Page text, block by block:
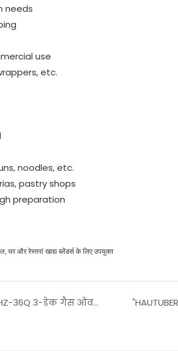
needs
use
etc.
noodles, etc.
pastry shops
preparation
घर और रेस्तरां खाद्य ब्लेंडर्स के लिए उपयुक्त
दैनिक डिलीवरीHAUTUBER HZ-36Q 3-डेक गैस ओवन सफलतापूर्वक संयुक्त राज्य अमेरिका के लिए भेज दिया!